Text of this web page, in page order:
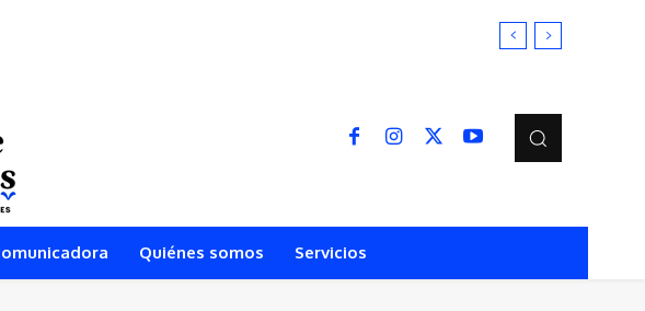
Quiénes somos Servicios